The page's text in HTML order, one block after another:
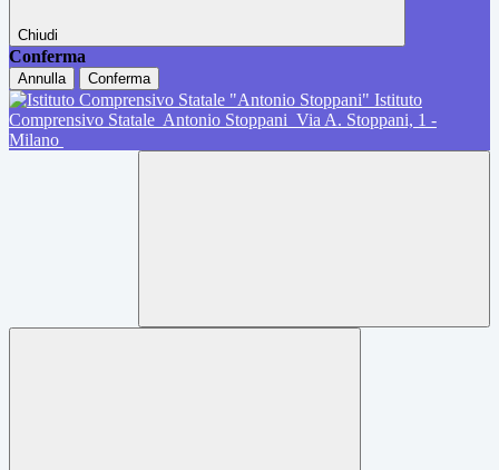
Chiudi
Conferma
Annulla Conferma
Istituto
Comprensivo Statale Antonio Stoppani Via A. Stoppani, 1 -
Milano